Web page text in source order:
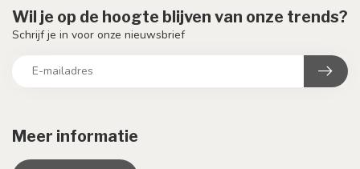
Meer informatie
Wil je op de hoogte blijven van onze trends?
Schrijf je in voor onze nieuwsbrief